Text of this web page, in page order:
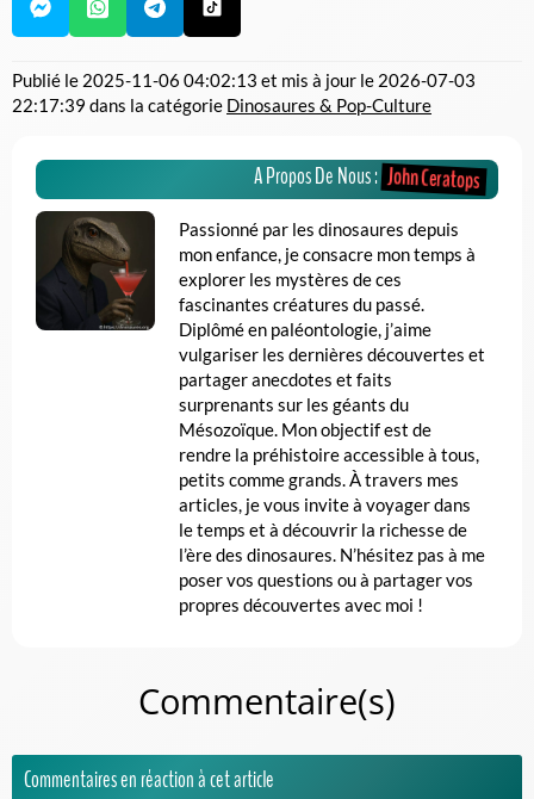
Publié le 2025-11-06 04:02:13 et mis à jour le 2026-07-03
22:17:39 dans la catégorie Dinosaures & Pop-Culture
A Propos De Nous :John Ceratops
Passionné par les dinosaures depuis
mon enfance, je consacre mon temps à
explorer les mystères de ces
fascinantes créatures du passé.
Diplômé en paléontologie, j’aime
vulgariser les dernières découvertes et
partager anecdotes et faits
surprenants sur les géants du
Mésozoïque. Mon objectif est de
rendre la préhistoire accessible à tous,
petits comme grands. À travers mes
articles, je vous invite à voyager dans
le temps et à découvrir la richesse de
l’ère des dinosaures. N’hésitez pas à me
poser vos questions ou à partager vos
propres découvertes avec moi !
Commentaire(s)
Commentaires en réaction à cet article